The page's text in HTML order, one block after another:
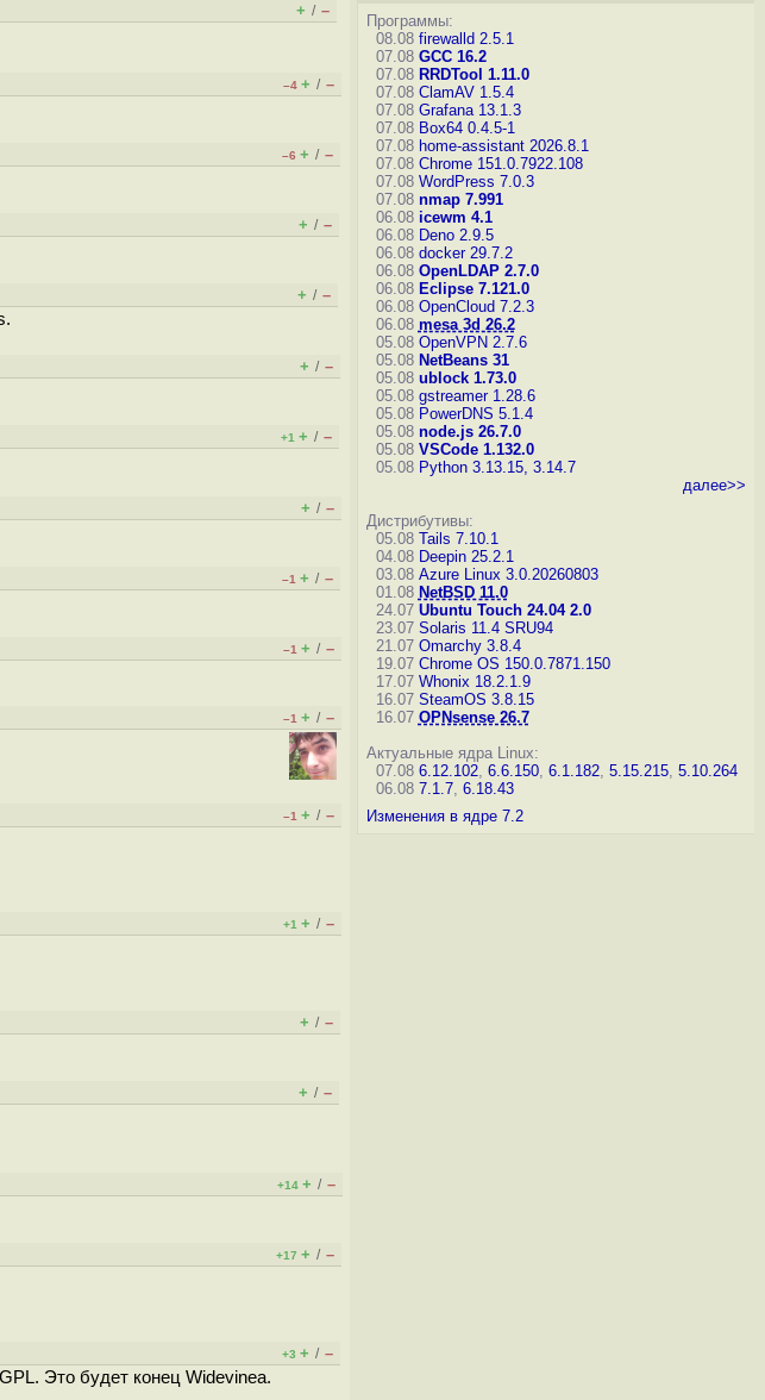
+ / –
–4 + / –
–6 + / –
+ / –
+ / –
+ / –
+1 + / –
+ / –
–1 + / –
–1 + / –
–1 + / –
–1 + / –
+1 + / –
+ / –
+ / –
+14 + / –
+17 + / –
+3 + / –
Это будет конец Widevineа.
Программы:
08.08 firewalld 2.5.1
07.08 GCC 16.2
07.08 RRDTool 1.11.0
07.08 ClamAV 1.5.4
07.08 Grafana 13.1.3
07.08 Box64 0.4.5-1
07.08 home-assistant 2026.8.1
07.08 Chrome 151.0.7922.108
07.08 WordPress 7.0.3
07.08 nmap 7.991
06.08 icewm 4.1
06.08 Deno 2.9.5
06.08 docker 29.7.2
06.08 OpenLDAP 2.7.0
06.08 Eclipse 7.121.0
06.08 OpenCloud 7.2.3
06.08 mesa 3d 26.2
05.08 OpenVPN 2.7.6
05.08 NetBeans 31
05.08 ublock 1.73.0
05.08 gstreamer 1.28.6
05.08 PowerDNS 5.1.4
05.08 node.js 26.7.0
05.08 VSCode 1.132.0
05.08 Python 3.13.15, 3.14.7
далее>>
Дистрибутивы:
05.08 Tails 7.10.1
04.08 Deepin 25.2.1
03.08 Azure Linux 3.0.20260803
01.08 NetBSD 11.0
24.07 Ubuntu Touch 24.04 2.0
23.07 Solaris 11.4 SRU94
21.07 Omarchy 3.8.4
19.07 Chrome OS 150.0.7871.150
17.07 Whonix 18.2.1.9
16.07 SteamOS 3.8.15
16.07 OPNsense 26.7
Актуальные ядра Linux:
07.08 6.12.102, 6.6.150, 6.1.182, 5.15.215, 5.10.264
06.08 7.1.7, 6.18.43
Изменения в ядре 7.2